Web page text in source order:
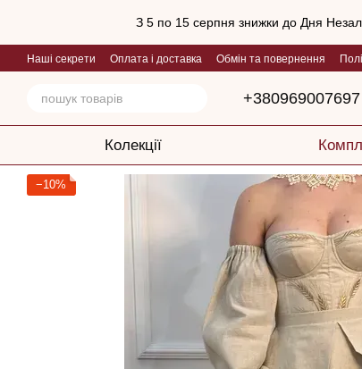
З 5 по 15 серпня знижки до Дня
Наші секрети Оплата і доставка Обмін та повернення
+380969007697
Колекції
−10%